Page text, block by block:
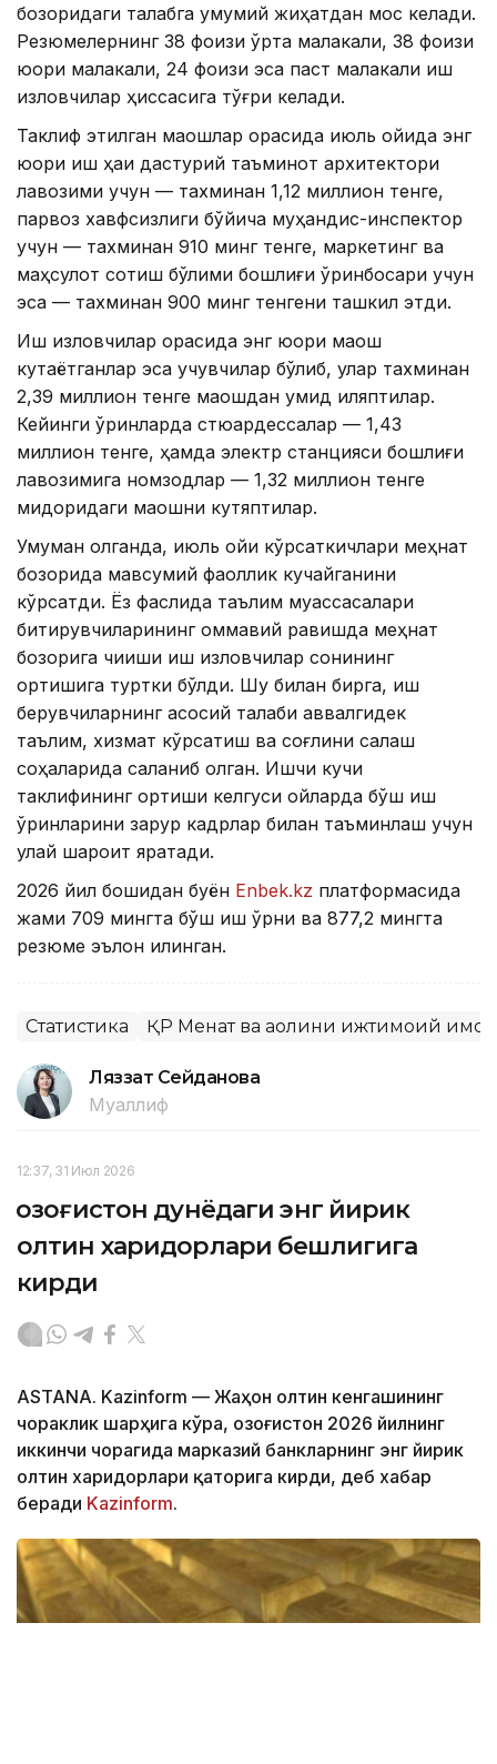
бозоридаги талабга умумий жиҳатдан мос келади.
Резюмелернинг 38 фоизи ўрта малакали, 38 фоизи
юқори малакали, 24 фоизи эса паст малакали иш
изловчилар ҳиссасига тўғри келади.
Таклиф этилган маошлар орасида июль ойида энг
юқори иш ҳақи дастурий таъминот архитектори
лавозими учун — тахминан 1,12 миллион тенге,
парвоз хавфсизлиги бўйича муҳандис-инспектор
учун — тахминан 910 минг тенге, маркетинг ва
маҳсулот сотиш бўлими бошлиғи ўринбосари учун
эса — тахминан 900 минг тенгени ташкил этди.
Иш изловчилар орасида энг юқори маош
кутаётганлар эса учувчилар бўлиб, улар тахминан
2,39 миллион тенге маошдан умид қиляптилар.
Кейинги ўринларда стюардессалар — 1,43
миллион тенге, ҳамда электр станцияси бошлиғи
лавозимига номзодлар — 1,32 миллион тенге
миқдоридаги маошни кутяптилар.
Умуман олганда, июль ойи кўрсаткичлари меҳнат
бозорида мавсумий фаоллик кучайганини
кўрсатди. Ёз фаслида таълим муассасалари
битирувчиларининг оммавий равишда меҳнат
бозорига чиқиши иш изловчилар сонининг
ортишига туртки бўлди. Шу билан бирга, иш
берувчиларнинг асосий талаби аввалгидек
таълим, хизмат кўрсатиш ва соғлиқни сақлаш
соҳаларида сақланиб қолган. Ишчи кучи
таклифининг ортиши келгуси ойларда бўш иш
ўринларини зарур кадрлар билан таъминлаш учун
қулай шароит яратади.
2026 йил бошидан буён Enbek.kz платформасида
жами 709 мингта бўш иш ўрни ва 877,2 мингта
резюме эълон қилинган.
Статистика ҚР Меҳнат ва аҳолини ижтимоий
Ляззат Сейданова
Муаллиф
12:37, 31 Июл 2026
Қозоғистон дунёдаги энг йирик
олтин харидорлари бешлигига
кирди
ASTANA. Kazinform — Жаҳон олтин кенгашининг
чораклик шарҳига кўра, Қозоғистон 2026 йилнинг
иккинчи чорагида марказий банкларнинг энг йирик
олтин харидорлари қаторига кирди, деб хабар
беради Kazinform.